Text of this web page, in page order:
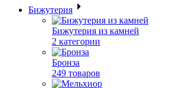
Бижутерия
Бижутерия из камней
2 категории
Бронза
249 товаров